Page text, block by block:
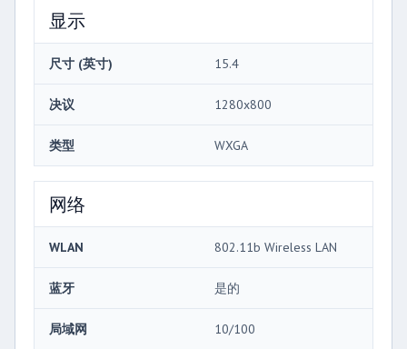
显示
尺寸 (英寸) 15.4
决议 1280x800
类型 WXGA
网络
WLAN 802.11b Wireless LAN
蓝牙 是的
局域网 10/100